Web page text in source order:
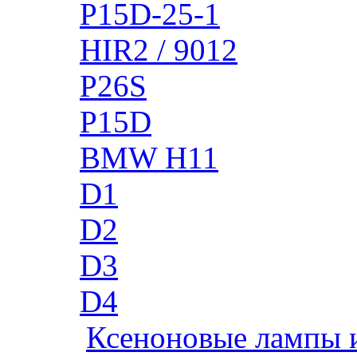
P15D-25-1
HIR2 / 9012
P26S
P15D
BMW H11
D1
D2
D3
D4
Ксеноновые лампы